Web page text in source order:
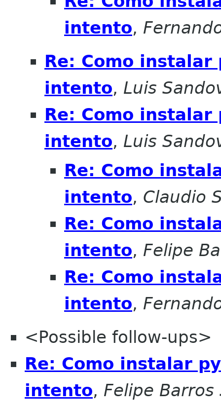
intento,
Re: Como
intento, Luis
Re: Como
intento, Luis
Re: Como
intento, Claudio
Re: Como
intento, Felipe
Re: Como
intento,
<Possible follow-ups>
Re: Como instalar
intento, Felipe Barros